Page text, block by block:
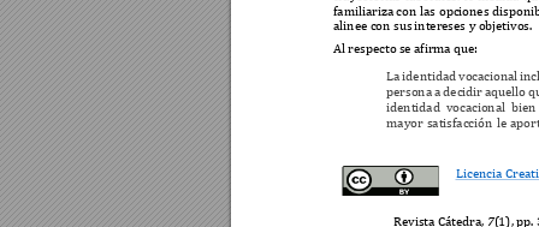
Licencia
Revista Cátedra, 7(1), pp.
familiariza con las opciones
alinee con sus intereses y objetivos.
Al respecto se afirma que:
La identidad vocacional
persona a decidir aquello
identidad vocacional bien
mayor satisfacción le